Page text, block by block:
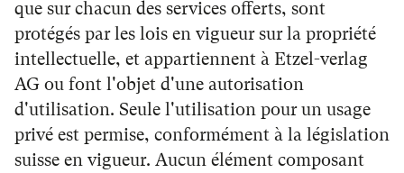
que sur chacun des services offerts, sont
protégés par les lois en vigueur sur la propriété
intellectuelle, et appartiennent à Etzel-verlag
AG ou font l'objet d'une autorisation
d'utilisation. Seule l'utilisation pour un usage
privé est permise, conformément à la législation
suisse en vigueur. Aucun élément composant